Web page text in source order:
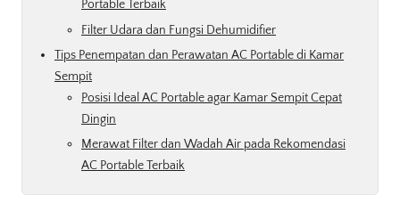
Portable Terbaik
Filter Udara dan Fungsi Dehumidifier
Tips Penempatan dan Perawatan AC Portable di Kamar
Sempit
Posisi Ideal AC Portable agar Kamar Sempit Cepat
Dingin
Merawat Filter dan Wadah Air pada Rekomendasi
AC Portable Terbaik